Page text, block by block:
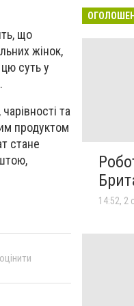
що
жінок,
суть у
та
продуктом
стане
14:52, 2